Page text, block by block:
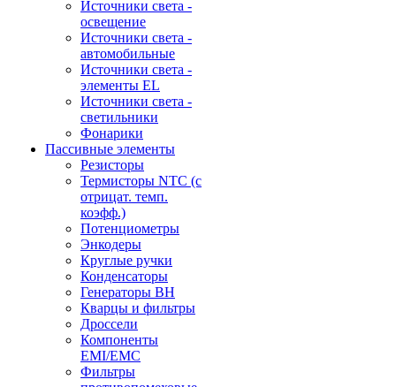
Источники света -
освещение
Источники света -
автомобильные
Источники света -
элементы EL
Источники света -
светильники
Фонарики
Пассивные элементы
Резисторы
Термисторы NTC (с
отрицат. темп.
коэфф.)
Потенциометры
Энкодеры
Круглые ручки
Конденсаторы
Генераторы ВН
Кварцы и фильтры
Дроссели
Компоненты
EMI/EMC
Фильтры